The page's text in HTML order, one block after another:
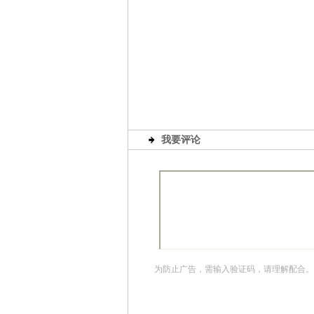
我要评论
为防止广告，需输入验证码，请理解配合。